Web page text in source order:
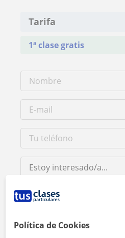
Tarifa
1ª clase gratis
Al hacer clic, aceptas nuestro
Política de Cookies